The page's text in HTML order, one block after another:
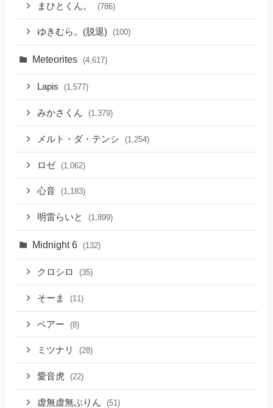
まひとくん。 (786)
ゆきむら。(脱退) (100)
Meteorites (4,617)
Lapis (1,577)
みかさくん (1,379)
メルト・ダ・テンシ (1,254)
ロゼ (1,062)
心音 (1,183)
明雷らいと (1,899)
Midnight 6 (132)
クロシロ (35)
そーま (11)
ベアー (8)
ミツナリ (28)
愛音虎 (22)
虚無虚無ぷりん (51)